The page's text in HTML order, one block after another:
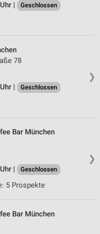
|
Geschlossen
❯
78
|
Geschlossen
❯
Bar München
|
Geschlossen
5 Prospekte
Bar München